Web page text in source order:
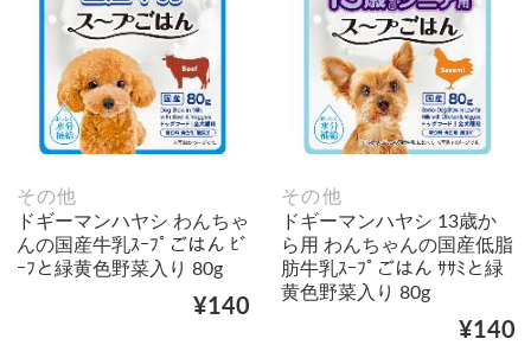
その他
ドギーマンハヤシ わんちゃ
んの国産牛乳ｽｰﾌﾟごはん ﾋﾞ
ｰﾌと緑黄色野菜入り 80g
¥140
その他
ドギーマンハヤシ 13歳か
ら用 わんちゃんの国産低脂
肪牛乳ｽｰﾌﾟごはん ｻｻﾐと緑
黄色野菜入り 80g
¥140